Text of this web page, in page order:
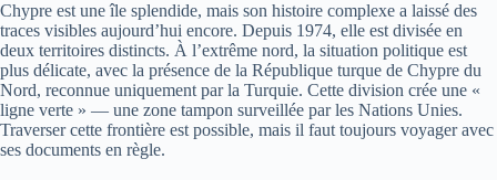
Chypre est une île splendide, mais son histoire complexe a laissé des
traces visibles aujourd’hui encore. Depuis 1974, elle est divisée en
deux territoires distincts. À l’extrême nord, la situation politique est
plus délicate, avec la présence de la République turque de Chypre du
Nord, reconnue uniquement par la Turquie. Cette division crée une «
ligne verte » — une zone tampon surveillée par les Nations Unies.
Traverser cette frontière est possible, mais il faut toujours voyager avec
ses documents en règle.